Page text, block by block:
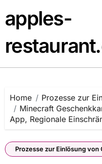
to
content
apples-
Home
Prozesse zur
Minecraft
App, Regionale
Prozesse zur Einlösung